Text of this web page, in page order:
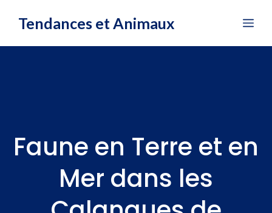
Tendances et Animaux
Faune en Terre et en
Mer dans les